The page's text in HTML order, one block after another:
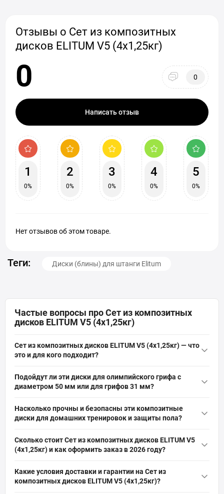
Отзывы о Сет из композитных
дисков ELITUM V5 (4х1,25кг)
0 0
Написать отзыв
1
0%
2
0%
3
0%
4
0%
5
0%
Нет отзывов об этом товаре.
Теги: Диски (блины) для штанги Elitum
Частые вопросы про Сет из композитных
дисков ELITUM V5 (4х1,25кг)
Сет из композитных дисков ELITUM V5 (4х1,25кг) — что
это и для кого подходит?
комплект из четырёх дисков по 1,25 кг, заполненных
Подходит для
, гантелей, кроссфита, тяжелой атлетики,
пауэрлифтинга, домашних и коммерческих тренировок.
Подойдут ли эти диски для олимпийского грифа с
диаметром 50 мм или для грифов 31 мм?
мм, поэтому они совместимы с олимпийскими
грифами, но не подойдут на грифы 50 мм без адаптера. Для
грифа 50 мм нужен переходник или другие диски.
Насколько прочны и безопасны эти композитные
диски для домашних тренировок и защиты пола?
и покрыты ABS-пластиком, что обеспечивает долговечность,
Подходят для домашних тренировок и коммерческих залов,
выдерживают регулярные нагрузки при аккуратном
Сколько стоит Сет из композитных дисков ELITUM V5
(4х1,25кг) и как оформить заказ в 2026 году?
композитных дисков ELITUM V5 (4х1,25кг) (Артикул: 00-
Какие условия доставки и гарантии на Сет из
композитных дисков ELITUM V5 (4х1,25кг)?